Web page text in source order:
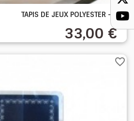
TAPIS DE JEUX POLYESTER -...
33,00 €
favorite_border